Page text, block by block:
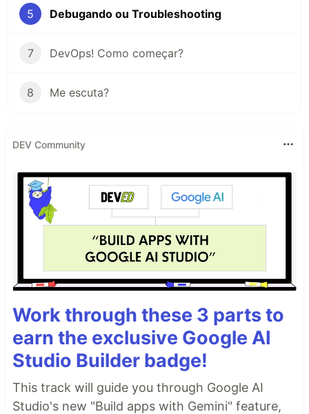
5 Debugando ou Troubleshooting
7 DevOps! Como começar?
8 Me escuta?
DEV Community
Work through these 3 parts to
earn the exclusive Google AI
Studio Builder badge!
This track will guide you through Google AI
Studio's new "Build apps with Gemini" feature,